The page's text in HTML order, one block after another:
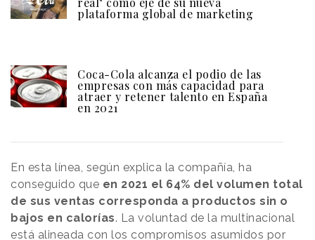
plataforma global de marketing
Coca-Cola alcanza el podio de las
empresas con más capacidad para
atraer y retener talento en España
en 2021
En esta línea, según explica la compañía, ha
conseguido que en 2021 el 64% del volumen total
de sus ventas corresponda a productos sin o
bajos en calorías. La voluntad de la multinacional
está alineada con los compromisos asumidos por